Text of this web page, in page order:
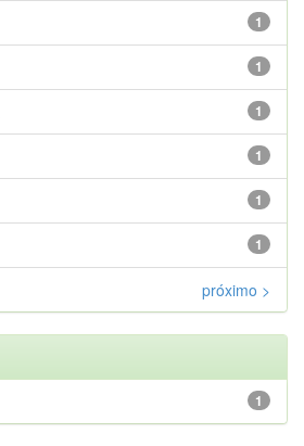
1
1
1
1
1
1
próximo >
1